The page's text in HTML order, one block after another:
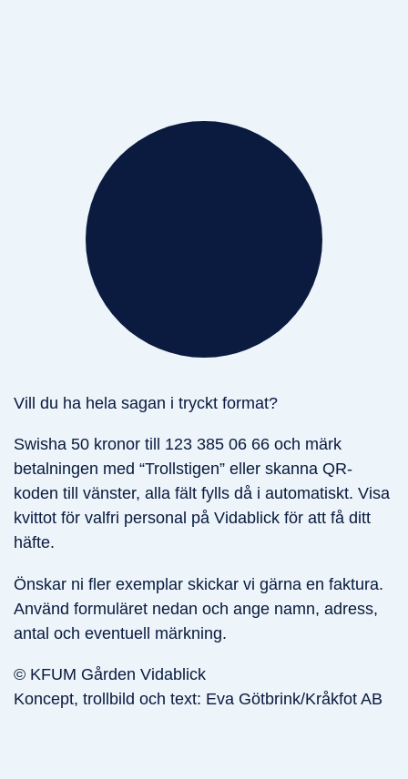
Vill du ha hela sagan i tryckt format?
Swisha 50 kronor till 123 385 06 66 och märk
betalningen med “Trollstigen” eller skanna QR-
koden till vänster, alla fält fylls då i automatiskt. Visa
kvittot för valfri personal på Vidablick för att få ditt
häfte.
Önskar ni fler exemplar skickar vi gärna en faktura.
Använd formuläret nedan och ange namn, adress,
antal och eventuell märkning.
© KFUM Gården Vidablick
Koncept, trollbild och text: Eva Götbrink/Kråkfot AB